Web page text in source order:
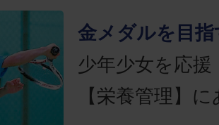
金メダルを目指
少年少女を応
【栄養管理】